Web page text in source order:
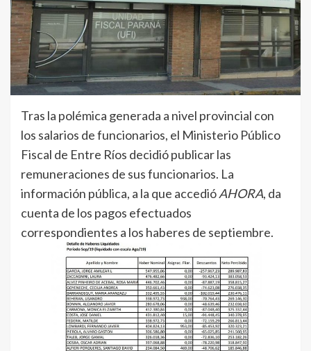
Tras la polémica generada a nivel provincial con
los salarios de funcionarios, el Ministerio Público
Fiscal de Entre Ríos decidió publicar las
remuneraciones de sus funcionarios. La
información pública, a la que accedióAHORA, da
cuenta de los pagos efectuados
correspondientes a los haberes de septiembre.